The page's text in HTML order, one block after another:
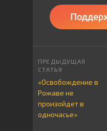
«Освобождение в
Рожаве не
произойдет в
одночасье»